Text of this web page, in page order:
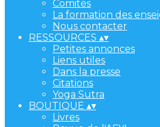
Comités
La formation des
Nous contacter
RESSOURCES ▴▾
Petites annonces
Liens utiles
Dans la presse
Citations
Yoga Sutra
BOUTIQUE ▴▾
Livres